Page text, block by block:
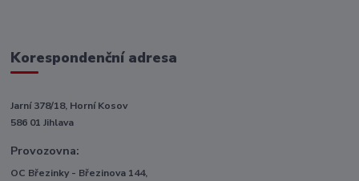
Korespondenční adresa
Jarní 378/18, Horní Kosov
586 01 Jihlava
Provozovna:
OC Březinky - Březinova 144,